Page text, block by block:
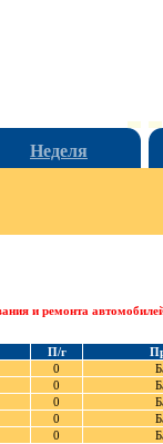
Неделя
и ремонта
П/г
0
0
0
0
0